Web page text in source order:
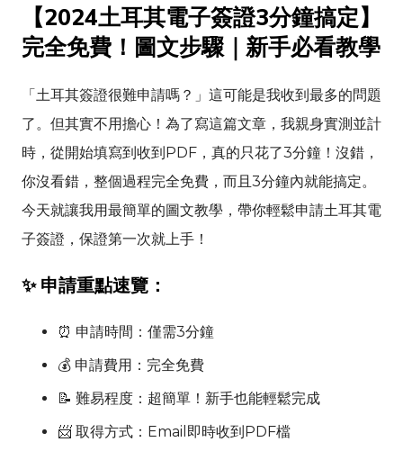
【2024土耳其電子簽證3分鐘搞定】
完全免費！圖文步驟｜新手必看教學
「土耳其簽證很難申請嗎？」這可能是我收到最多的問題
了。但其實不用擔心！為了寫這篇文章，我親身實測並計
時，從開始填寫到收到PDF，真的只花了3分鐘！沒錯，
你沒看錯，整個過程完全免費，而且3分鐘內就能搞定。
今天就讓我用最簡單的圖文教學，帶你輕鬆申請土耳其電
子簽證，保證第一次就上手！
✨ 申請重點速覽：
⏰ 申請時間：僅需3分鐘
💰 申請費用：完全免費
📝 難易程度：超簡單！新手也能輕鬆完成
📨 取得方式：Email即時收到PDF檔